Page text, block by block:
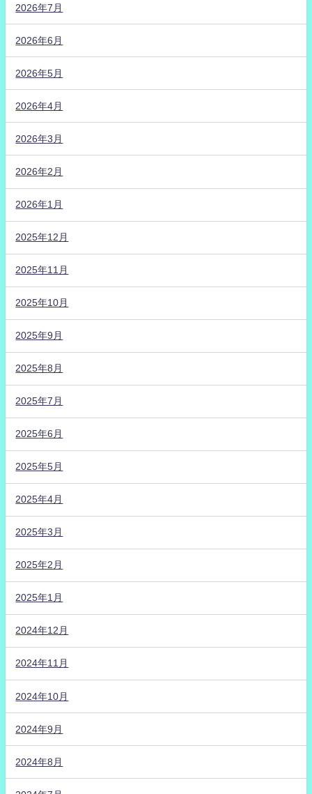
2026年7月
2026年6月
2026年5月
2026年4月
2026年3月
2026年2月
2026年1月
2025年12月
2025年11月
2025年10月
2025年9月
2025年8月
2025年7月
2025年6月
2025年5月
2025年4月
2025年3月
2025年2月
2025年1月
2024年12月
2024年11月
2024年10月
2024年9月
2024年8月